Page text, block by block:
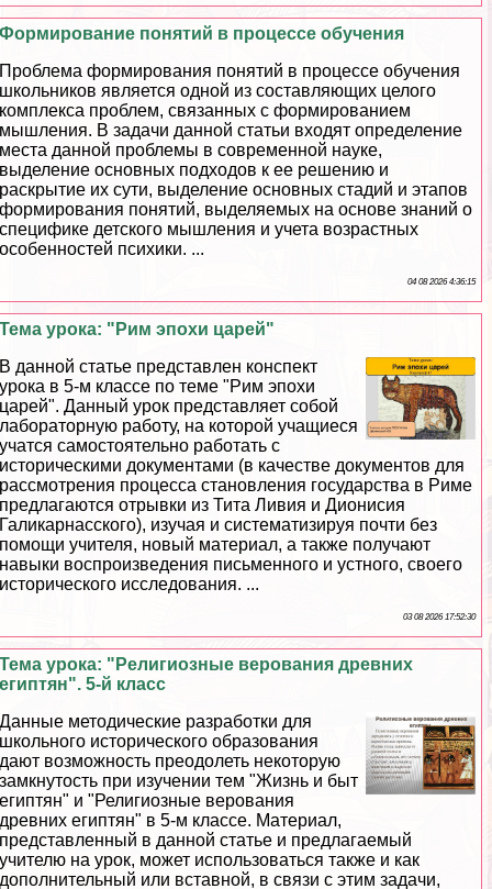
Формирование понятий в процессе обучения
Проблема формирования понятий в процессе обучения
школьников является одной из составляющих целого
комплекса проблем, связанных с формированием
мышления. В задачи данной статьи входят определение
места данной проблемы в современной науке,
выделение основных подходов к ее решению и
раскрытие их сути, выделение основных стадий и этапов
формирования понятий, выделяемых на основе знаний о
специфике детского мышления и учета возрастных
особенностей психики. ...
04 08 2026 4:36:15
Тема урока: "Рим эпохи царей"
В данной статье представлен конспект
урока в 5-м классе по теме "Рим эпохи
царей". Данный урок представляет собой
лабораторную работу, на которой учащиеся
учатся самостоятельно работать с
историческими документами (в качестве документов для
рассмотрения процесса становления государства в Риме
предлагаются отрывки из Тита Ливия и Дионисия
Галикарнасского), изучая и систематизируя почти без
помощи учителя, новый материал, а также получают
навыки воспроизведения письменного и устного, своего
исторического исследования. ...
03 08 2026 17:52:30
Тема урока: "Религиозные верования древних
египтян". 5-й класс
Данные методические разработки для
школьного исторического образования
дают возможность преодолеть некоторую
замкнутость при изучении тем "Жизнь и быт
египтян" и "Религиозные верования
древних египтян" в 5-м классе. Материал,
представленный в данной статье и предлагаемый
учителю на урок, может использоваться также и как
дополнительный или вставной, в связи с этим задачи,